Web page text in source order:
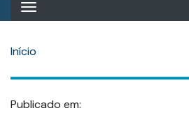
Início
Publicado em: